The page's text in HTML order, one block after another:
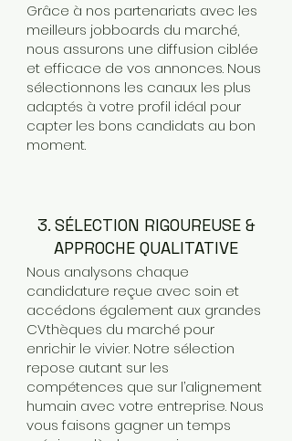
Grâce à nos partenariats avec les
meilleurs jobboards du marché,
nous assurons une diffusion ciblée
et efficace de vos annonces. Nous
sélectionnons les canaux les plus
adaptés à votre profil idéal pour
capter les bons candidats au bon
moment.
3. SÉLECTION RIGOUREUSE &
APPROCHE QUALITATIVE
Nous analysons chaque
candidature reçue avec soin et
accédons également aux grandes
CVthèques du marché pour
enrichir le vivier. Notre sélection
repose autant sur les
compétences que sur l’alignement
humain avec votre entreprise. Nous
vous faisons gagner un temps